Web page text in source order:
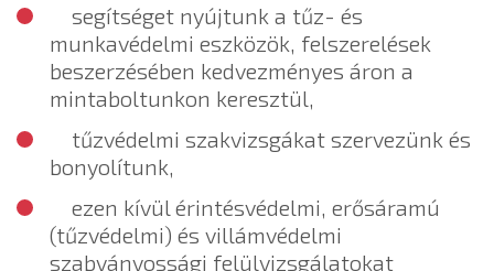
segítséget nyújtunk a tűz- és
munkavédelmi eszközök, felszerelések
beszerzésében kedvezményes áron a
mintaboltunkon keresztül,
tűzvédelmi szakvizsgákat szervezünk és
bonyolítunk,
ezen kívül érintésvédelmi, erősáramú
(tűzvédelmi) és villámvédelmi
szabványossági felülvizsgálatokat